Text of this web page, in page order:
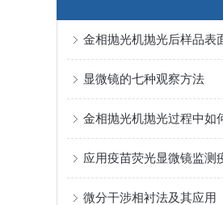
显微镜的七种观察方法
微分干涉相衬法及其应用